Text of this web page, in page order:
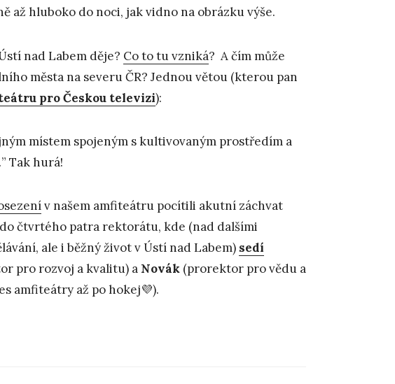
až hluboko do noci, jak vidno na obrázku výše.
nad Labem děje? Co to tu vzniká? A čím může
města na severu ČR? Jednou větou (kterou pan
pro Českou televizi):
místem spojeným s kultivovaným prostředím a
Tak hurá!
v našem amfiteátru pocítili akutní záchvat
čtvrtého patra rektorátu, kde (nad dalšími
ale i běžný život v Ústí nad Labem) sedí
pro rozvoj a kvalitu) a Novák (prorektor pro vědu a
amfiteátry až po hokej💜).